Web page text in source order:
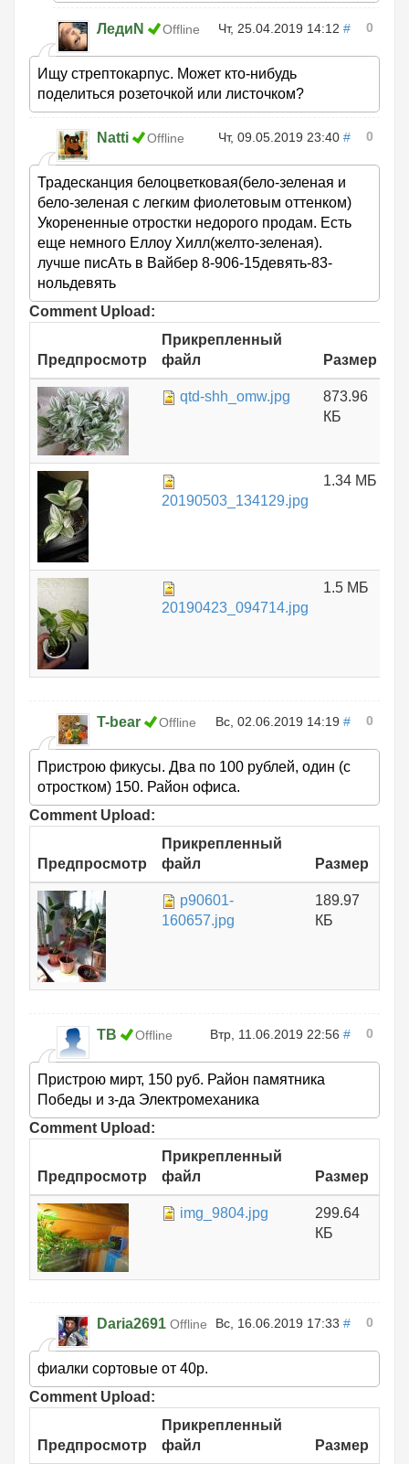
ЛедиN Offline Чт, 25.04.2019 14:12 # 0
Ищу стрептокарпус. Может кто-нибудь
поделиться розеточкой или листочком?
Natti Offline Чт, 09.05.2019 23:40 # 0
Традесканция белоцветковая(бело-зеленая и
бело-зеленая с легким фиолетовым оттенком)
Укорененные отростки недорого продам. Есть
еще немного Еллоу Хилл(желто-зеленая).
лучше писАть в Вайбер 8-906-15девять-83-
нольдевять
Comment Upload:
Предпросмотр
Прикрепленный
файл
Размер
qtd-shh_omw.jpg
873.96
КБ
20190503_134129.jpg
1.34 МБ
20190423_094714.jpg
1.5 МБ
T-bear Offline Вс, 02.06.2019 14:19 # 0
Пристрою фикусы. Два по 100 рублей, один (с
отростком) 150. Район офиса.
Comment Upload:
Предпросмотр
Прикрепленный
файл
Размер
p90601-
160657.jpg
189.97
КБ
ТВ Offline Втр, 11.06.2019 22:56 # 0
Пристрою мирт, 150 руб. Район памятника
Победы и з-да Электромеханика
Comment Upload:
Предпросмотр
Прикрепленный
файл
Размер
img_9804.jpg
299.64
КБ
Daria2691 Offline Вс, 16.06.2019 17:33 # 0
фиалки сортовые от 40р.
Comment Upload:
Предпросмотр
Прикрепленный
файл
Размер